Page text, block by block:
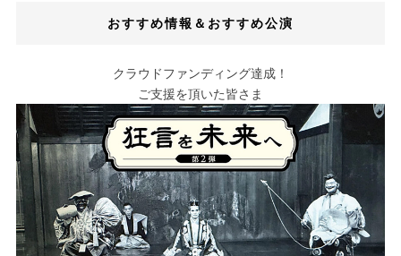
おすすめ情報＆おすすめ公演
クラウドファンディング達成！
ご支援を頂いた皆さま